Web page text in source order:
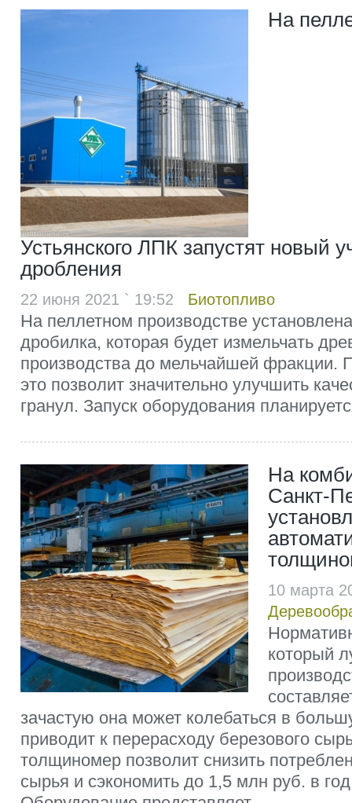
На
Устьянского ЛПК запустят новый
дробления
22 июня 2021 ` 19:52 Биотопливо
На пеллетном производстве
дробилка, которая будет измельчать
производства до мельчайшей фракции.
это позволит значительно улучшить
гранул. Запуск оборудования
На
Санкт-
10 марта
который
зачастую она может колебаться в
приводит к перерасходу березового
толщиномер позволит снизить
сырья и сэкономить до 1,5 млн руб. в